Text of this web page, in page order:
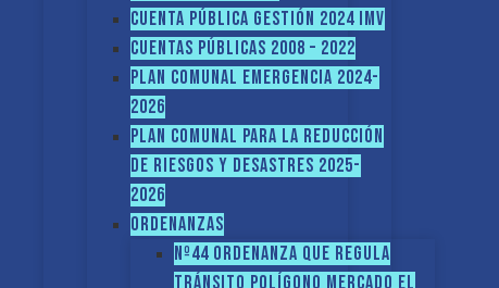
CUENTA PÚBLICA GESTIÓN 2024 IMV
Cuentas Públicas 2008 – 2022
PLAN COMUNAL EMERGENCIA 2024-
2026
PLAN COMUNAL PARA LA REDUCCIÓN
DE RIESGOS Y DESASTRES 2025-
2026
ORDENANZAS
Nº44 Ordenanza que regula
tránsito Polígono Mercado El